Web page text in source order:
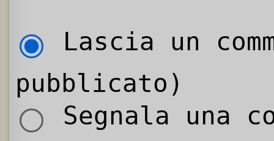
Lascia un
pubblicato)
Segnala una